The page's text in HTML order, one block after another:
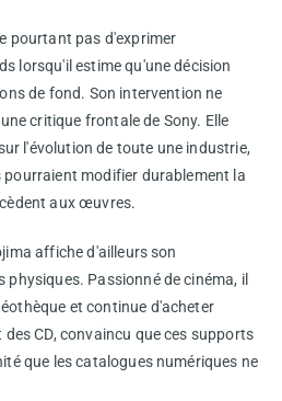
pourtant pas d'exprimer
lorsqu'il estime qu'une décision
de fond. Son intervention ne
critique frontale de Sony. Elle
l'évolution de toute une industrie,
modifier durablement la
aux œuvres.
affiche d'ailleurs son
Passionné de cinéma, il
et continue d'acheter
CD, convaincu que ces supports
que les catalogues numériques ne